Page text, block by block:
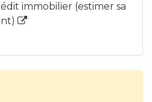
immobilier (estimer sa